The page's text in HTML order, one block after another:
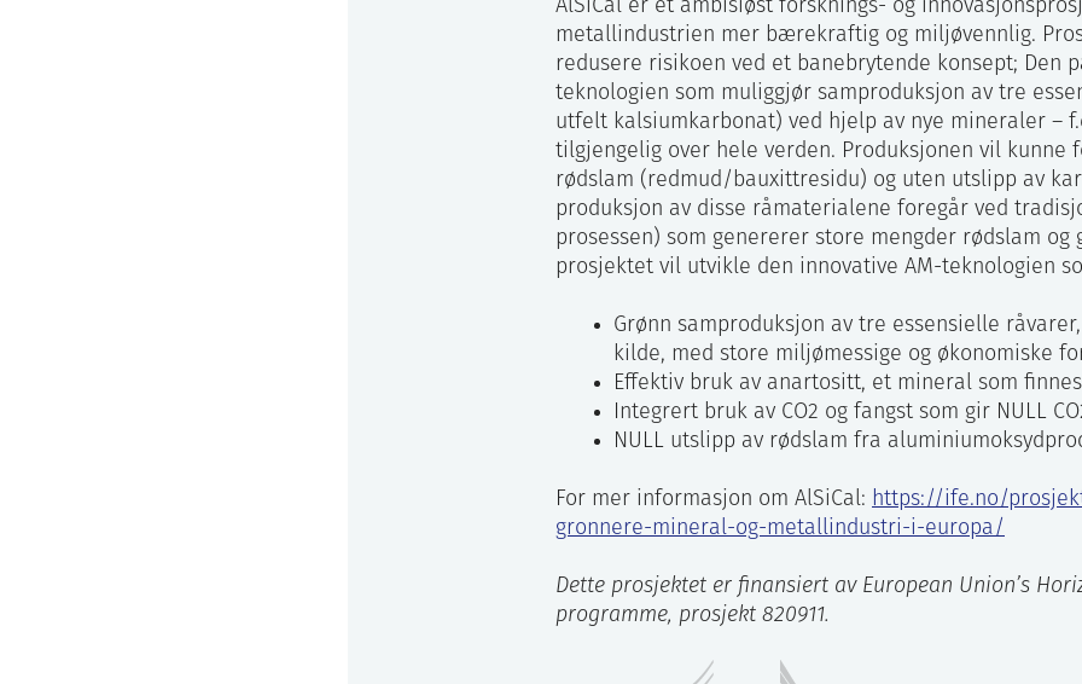
AlSiCal er et ambisiøst forsknings- og
metallindustrien mer bærekraftig og miljøvennlig.
redusere risikoen ved et banebrytende konsept; Den
teknologien som muliggjør samproduksjon av tre
utfelt kalsiumkarbonat) ved hjelp av nye mineraler –
tilgjengelig over hele verden. Produksjonen vil kunne
rødslam (redmud/bauxittresidu) og uten utslipp av
produksjon av disse råmaterialene foregår ved
prosessen) som genererer store mengder rødslam og
prosjektet vil utvikle den innovative AM-teknologien
Grønn samproduksjon av tre essensielle
kilde, med store miljømessige og økonomiske
Effektiv bruk av anartositt, et mineral som
Integrert bruk av CO2 og fangst som gir NULL
NULL utslipp av rødslam fra
For mer informasjon om AlSiCal: https://ife.no/
gronnere-mineral-og-metallindustri-i-europa/
Dette prosjektet er finansiert av European Union’s
programme, prosjekt 820911.